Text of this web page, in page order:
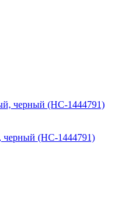
черный (НС-1444791)